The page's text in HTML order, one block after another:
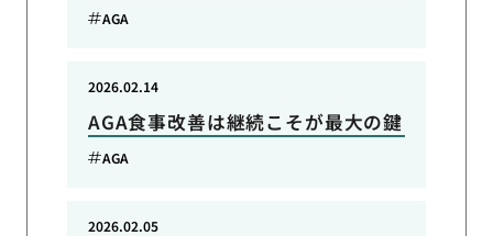
AGA
AGA食事改善は継続こそが最大の鍵
2026.02.14
AGA
2026.02.05